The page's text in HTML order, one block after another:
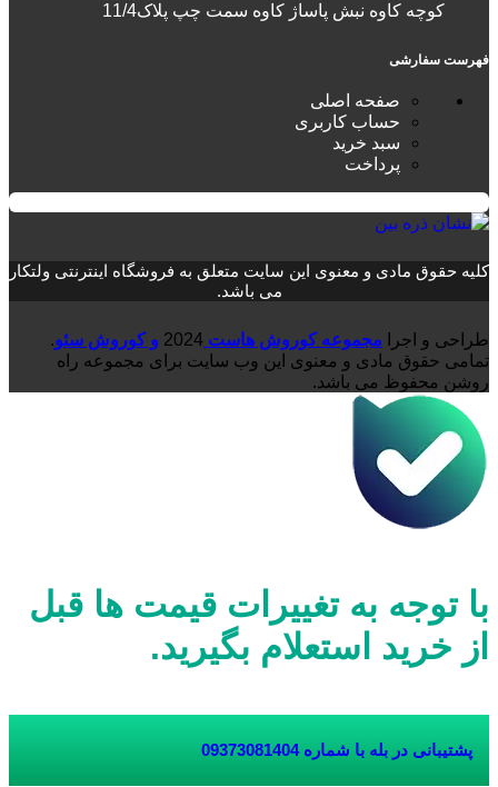
کوچه کاوه نبش پاساژ کاوه سمت چپ پلاک11/4
فهرست سفارشی
صفحه اصلی
حساب کاربری
سبد خرید
پرداخت
کلیه حقوق مادی و معنوی این سایت متعلق به فروشگاه اینترنتی ولتکار
می باشد.
طراحی و اجرا مجموعه کوروش هاست 2024 و کوروش سئو.
تمامی حقوق مادی و معنوی این وب سایت برای مجموعه راه
روشن محفوظ می باشد.
با توجه به تغییرات قیمت ها قبل
از خرید استعلام بگیرید.
پشتیبانی در بله با شماره 09373081404